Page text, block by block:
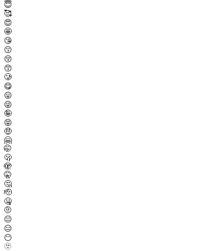
😇
🥰
😍
🤩
😘
😗
😚
😙
🥲
😋
😛
😜
🤪
😝
🤑
🤗
🤭
🫢
🫣
🤫
🤔
🫡
🤐
🤨
😐
😑
😶
🫥